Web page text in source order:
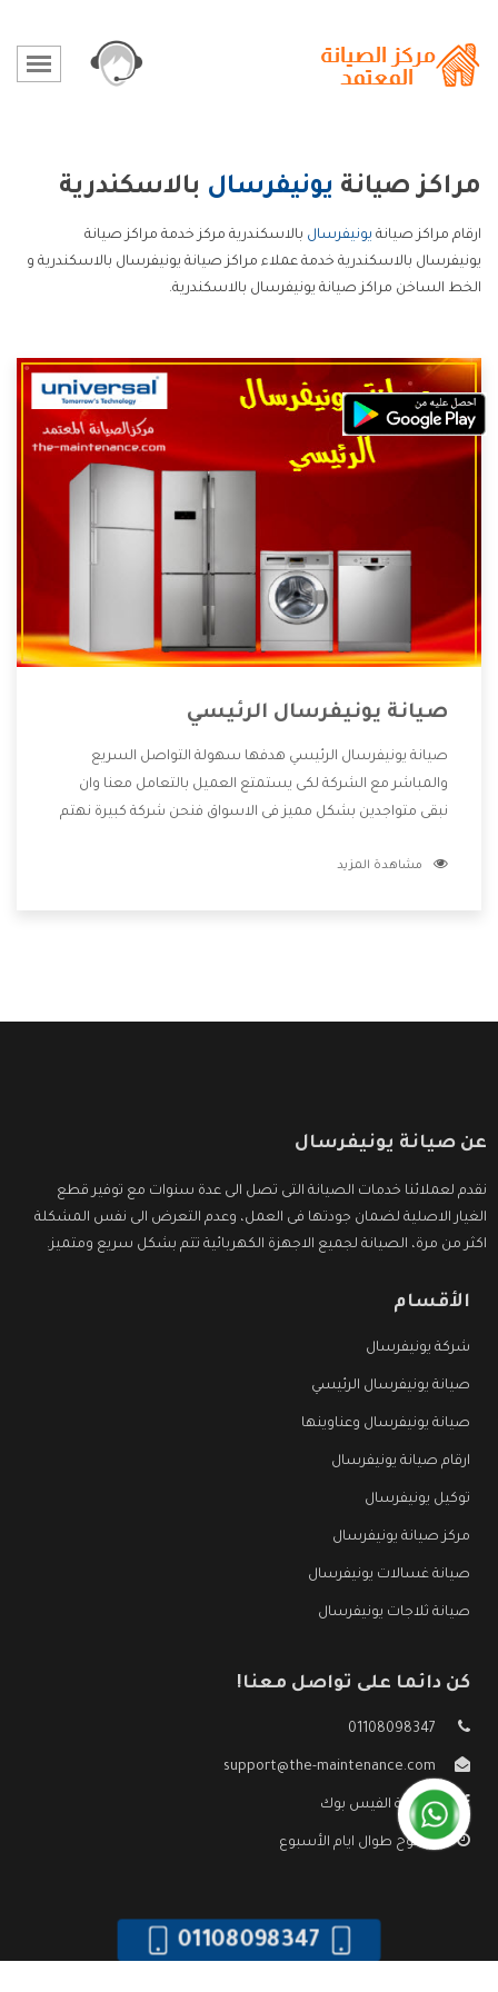
مراكز صيانة يونيفرسال بالاسكندرية
ارقام مراكز صيانة يونيفرسال بالاسكندرية مركز خدمة مراكز صيانة
يونيفرسال بالاسكندرية خدمة عملاء مراكز صيانة يونيفرسال بالاسكندرية و
الخط الساخن مراكز صيانة يونيفرسال بالاسكندرية.
صيانة يونيفرسال الرئيسي
صيانة يونيفرسال الرئيسي هدفها سهولة التواصل السريع
والمباشر مع الشركة لكى يستمتع العميل بالتعامل معنا وان
نبقى متواجدين بشكل مميز فى الاسواق فنحن شركة كبيرة نهتم
الشركة بها والتى تكون منها خدمة الصيانة التى تكون من أهم
مشاهدة المزيد
عن صيانة يونيفرسال
نقدم لعملائنا خدمات الصيانة التى تصل الى عدة سنوات مع توفير قطع
الغيار الاصلية لضمان جودتها فى العمل، وعدم التعرض الى نفس المشكلة
اكثر من مرة، الصيانة لجميع الاجهزة الكهربائية تتم بشكل سريع ومتميز.
الأقسام
شركة يونيفرسال
صيانة يونيفرسال الرئيسي
صيانة يونيفرسال وعناوينها
ارقام صيانة يونيفرسال
توكيل يونيفرسال
مركز صيانة يونيفرسال
صيانة غسالات يونيفرسال
صيانة ثلاجات يونيفرسال
كن دائما على تواصل معنا!
01108098347
support@the-maintenance.com
صفحة الفيس بوك
مفتوح طوال ايام الأسبوع
01108098347